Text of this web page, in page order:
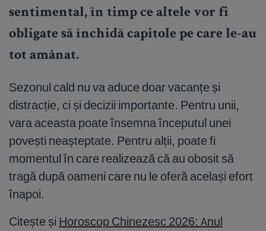
sentimental, în timp ce altele vor fi
obligate să închidă capitole pe care le-au
tot amânat.
Sezonul cald nu va aduce doar vacanțe și
distracție, ci și decizii importante. Pentru unii,
vara aceasta poate însemna începutul unei
povești neașteptate. Pentru alții, poate fi
momentul în care realizează că au obosit să
tragă după oameni care nu le oferă același efort
înapoi.
Citește și Horoscop Chinezesc 2026: Anul